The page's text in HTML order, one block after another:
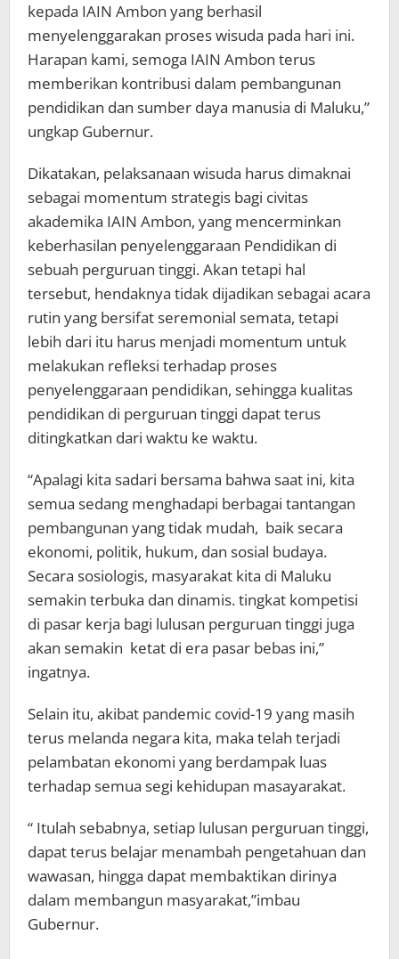
kepada IAIN Ambon yang berhasil
menyelenggarakan proses wisuda pada hari ini.
Harapan kami, semoga IAIN Ambon terus
memberikan kontribusi dalam pembangunan
pendidikan dan sumber daya manusia di Maluku,”
ungkap Gubernur.
Dikatakan, pelaksanaan wisuda harus dimaknai
sebagai momentum strategis bagi civitas
akademika IAIN Ambon, yang mencerminkan
keberhasilan penyelenggaraan Pendidikan di
sebuah perguruan tinggi. Akan tetapi hal
tersebut, hendaknya tidak dijadikan sebagai acara
rutin yang bersifat seremonial semata, tetapi
lebih dari itu harus menjadi momentum untuk
melakukan refleksi terhadap proses
penyelenggaraan pendidikan, sehingga kualitas
pendidikan di perguruan tinggi dapat terus
ditingkatkan dari waktu ke waktu.
“Apalagi kita sadari bersama bahwa saat ini, kita
semua sedang menghadapi berbagai tantangan
pembangunan yang tidak mudah, baik secara
ekonomi, politik, hukum, dan sosial budaya.
Secara sosiologis, masyarakat kita di Maluku
semakin terbuka dan dinamis. tingkat kompetisi
di pasar kerja bagi lulusan perguruan tinggi juga
akan semakin ketat di era pasar bebas ini,”
ingatnya.
Selain itu, akibat pandemic covid-19 yang masih
terus melanda negara kita, maka telah terjadi
pelambatan ekonomi yang berdampak luas
terhadap semua segi kehidupan masayarakat.
“ Itulah sebabnya, setiap lulusan perguruan tinggi,
dapat terus belajar menambah pengetahuan dan
wawasan, hingga dapat membaktikan dirinya
dalam membangun masyarakat,”imbau
Gubernur.